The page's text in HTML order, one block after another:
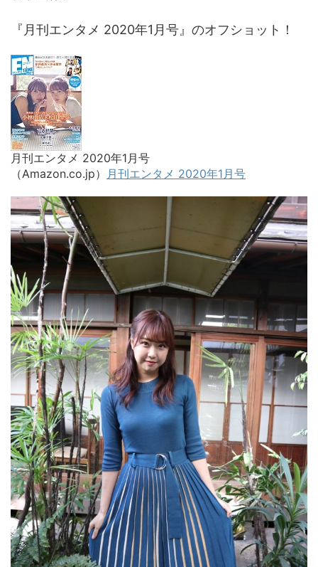
『月刊エンタメ 2020年1月号』のオフショット！
月刊エンタメ 2020年1月号
（Amazon.co.jp）
月刊エンタメ 2020年1月号